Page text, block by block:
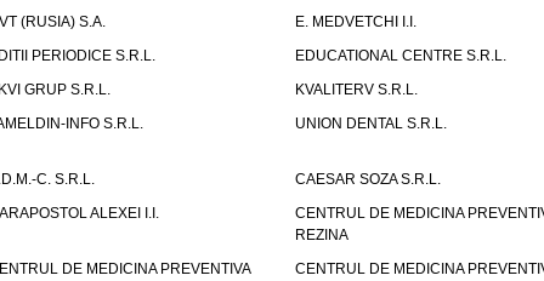
(RUSIA) S.A.
E. MEDVETCHI I.I.
PERIODICE S.R.L.
EDUCATIONAL CENTRE S.R.L.
GRUP S.R.L.
KVALITERV S.R.L.
INFO S.R.L.
UNION DENTAL S.R.L.
C. S.R.L.
CAESAR SOZA S.R.L.
ALEXEI I.I.
CENTRUL DE MEDICINA
REZINA
DE MEDICINA PREVENTIVA
CENTRUL DE MEDICINA